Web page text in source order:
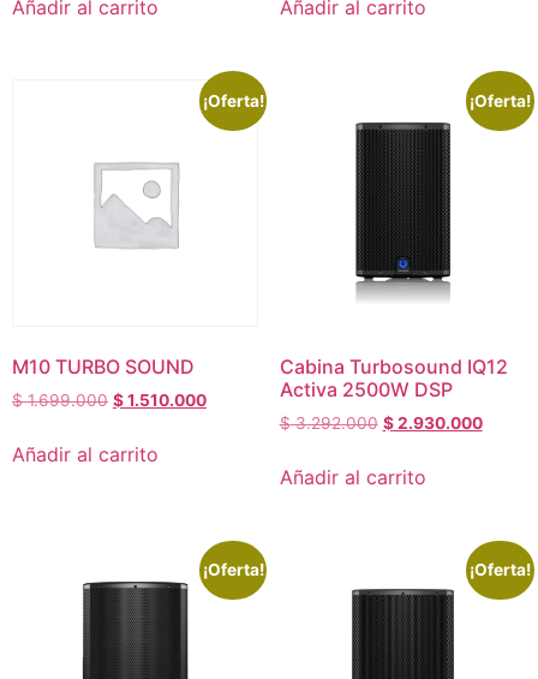
Añadir al carrito Añadir al carrito
¡Oferta!
M10 TURBO SOUND
$1.699.000 $1.510.000
Añadir al carrito
¡Oferta!
Cabina Turbosound IQ12
Activa 2500W DSP
$3.292.000 $2.930.000
Añadir al carrito
¡Oferta! ¡Oferta!